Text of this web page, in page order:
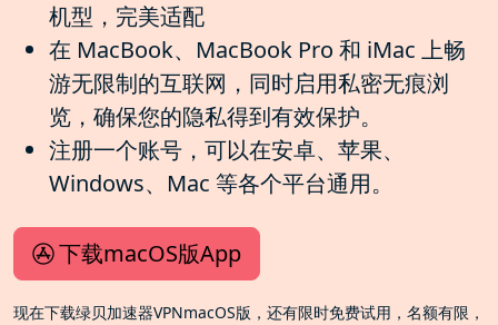
机型，完美适配
在 MacBook、MacBook Pro 和 iMac 上畅
游无限制的互联网，同时启用私密无痕浏
览，确保您的隐私得到有效保护。
注册一个账号，可以在安卓、苹果、
Windows、Mac 等各个平台通用。
下载macOS版App
现在下载绿贝加速器VPNmacOS版，还有限时免费试用，名额有限，